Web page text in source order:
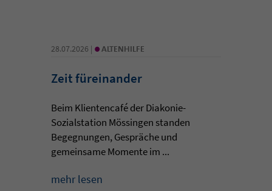
28.07.2026 | • ALTENHILFE
Zeit füreinander
Beim Klientencafé der Diakonie-
Sozialstation Mössingen standen
Begegnungen, Gespräche und
gemeinsame Momente im ...
mehr lesen